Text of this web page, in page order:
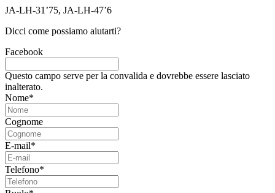
JA-LH-31’75, JA-LH-47’6
Dicci come possiamo aiutarti?
Facebook
Questo campo serve per la convalida e dovrebbe essere lasciato
inalterato.
Nome*
Cognome
E-mail*
Telefono*